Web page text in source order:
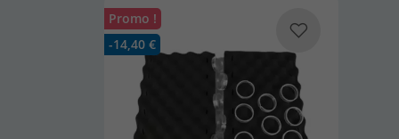
Promo !
-14,40 €